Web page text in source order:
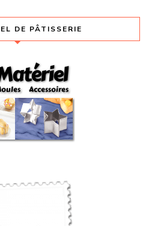
DE PÂTISSERIE